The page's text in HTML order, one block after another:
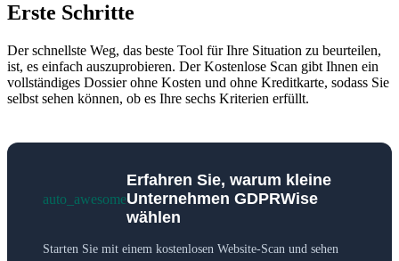
Erste Schritte
Der schnellste Weg, das beste Tool für Ihre Situation zu beurteilen,
ist, es einfach auszuprobieren. Der Kostenlose Scan gibt Ihnen ein
vollständiges Dossier ohne Kosten und ohne Kreditkarte, sodass Sie
selbst sehen können, ob es Ihre sechs Kriterien erfüllt.
auto_awesome
Erfahren Sie, warum kleine
Unternehmen GDPRWise
wählen
Starten Sie mit einem kostenlosen Website-Scan und sehen